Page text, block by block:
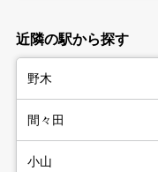
近隣の駅から探す
野木
間々田
小山